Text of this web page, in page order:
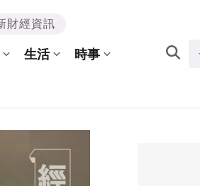
財經資訊
生活 時事